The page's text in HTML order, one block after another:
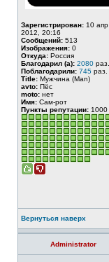
Зарегистрирован: 10 апр
2012, 20:16
Сообщений: 513
Изображения: 0
Откуда: Россия
Благодарил (а): 2080 раз.
Поблагодарили: 745 раз.
Title: Мужчина (Man)
avto: Пёс
moto: нет
Имя: Сам-рот
Пункты репутации: 1000
Вернуться наверх
Administrator